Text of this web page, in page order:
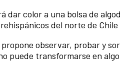
dar color a una bolsa de
del norte de
observar, probar y
puede transformarse en